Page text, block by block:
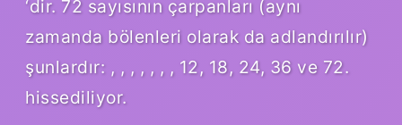
‘dir. 72 sayısının çarpanları (aynı
zamanda bölenleri olarak da adlandırılır)
şunlardır: , , , , , , , 12, 18, 24, 36 ve 72.
hissediliyor.